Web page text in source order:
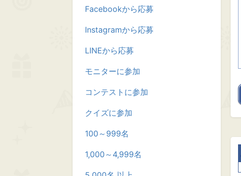
Facebookから応募
Instagramから応募
LINEから応募
モニターに参加
コンテストに参加
クイズに参加
100～999名
1,000～4,999名